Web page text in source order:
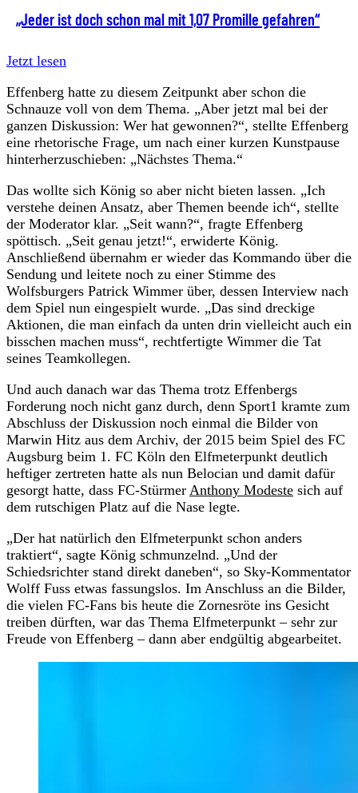
„Jeder ist doch schon mal mit 1,07 Promille gefahren“
Jetzt lesen
Effenberg hatte zu diesem Zeitpunkt aber schon die
Schnauze voll von dem Thema. „Aber jetzt mal bei der
ganzen Diskussion: Wer hat gewonnen?“, stellte Effenberg
eine rhetorische Frage, um nach einer kurzen Kunstpause
hinterherzuschieben: „Nächstes Thema.“
Das wollte sich König so aber nicht bieten lassen. „Ich
verstehe deinen Ansatz, aber Themen beende ich“, stellte
der Moderator klar. „Seit wann?“, fragte Effenberg
spöttisch. „Seit genau jetzt!“, erwiderte König.
Anschließend übernahm er wieder das Kommando über die
Sendung und leitete noch zu einer Stimme des
Wolfsburgers Patrick Wimmer über, dessen Interview nach
dem Spiel nun eingespielt wurde. „Das sind dreckige
Aktionen, die man einfach da unten drin vielleicht auch ein
bisschen machen muss“, rechtfertigte Wimmer die Tat
seines Teamkollegen.
Und auch danach war das Thema trotz Effenbergs
Forderung noch nicht ganz durch, denn Sport1 kramte zum
Abschluss der Diskussion noch einmal die Bilder von
Marwin Hitz aus dem Archiv, der 2015 beim Spiel des FC
Augsburg beim 1. FC Köln den Elfmeterpunkt deutlich
heftiger zertreten hatte als nun Belocian und damit dafür
gesorgt hatte, dass FC-Stürmer Anthony Modeste sich auf
dem rutschigen Platz auf die Nase legte.
„Der hat natürlich den Elfmeterpunkt schon anders
traktiert“, sagte König schmunzelnd. „Und der
Schiedsrichter stand direkt daneben“, so Sky-Kommentator
Wolff Fuss etwas fassungslos. Im Anschluss an die Bilder,
die vielen FC-Fans bis heute die Zornesröte ins Gesicht
treiben dürften, war das Thema Elfmeterpunkt – sehr zur
Freude von Effenberg – dann aber endgültig abgearbeitet.